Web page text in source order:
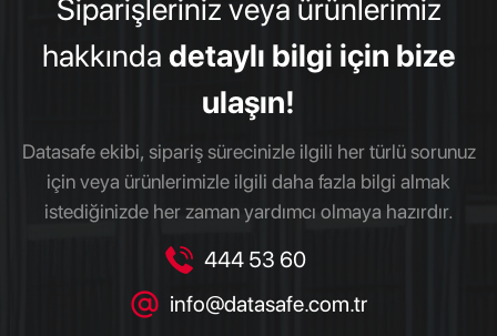
Siparişleriniz veya ürünlerimiz
hakkında detaylı bilgi için bize
ulaşın!
Datasafe ekibi, sipariş sürecinizle ilgili her türlü sorunuz
için veya ürünlerimizle ilgili daha fazla bilgi almak
istediğinizde her zaman yardımcı olmaya hazırdır.
444 53 60
info@datasafe.com.tr